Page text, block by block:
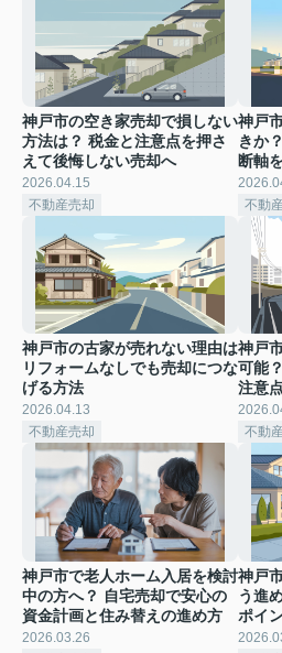
神戸市の空き家売却で損しない
方法は？ 税金と注意点を押さ
えて後悔しない売却へ
2026.04.15
不動産売却
神戸
きか
断軸
不動
神戸市の古家が売れない理由は
リフォームなしでも売却につな
げる方法
2026.04.13
不動産売却
神戸
可能
注意
不動
神戸市で老人ホーム入居を検討
中の方へ？ 自宅売却で安心の
資金計画と住み替えの進め方
2026.03.26
神戸
う進
ポイ